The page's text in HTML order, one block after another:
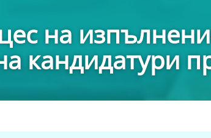
на
кандидатури